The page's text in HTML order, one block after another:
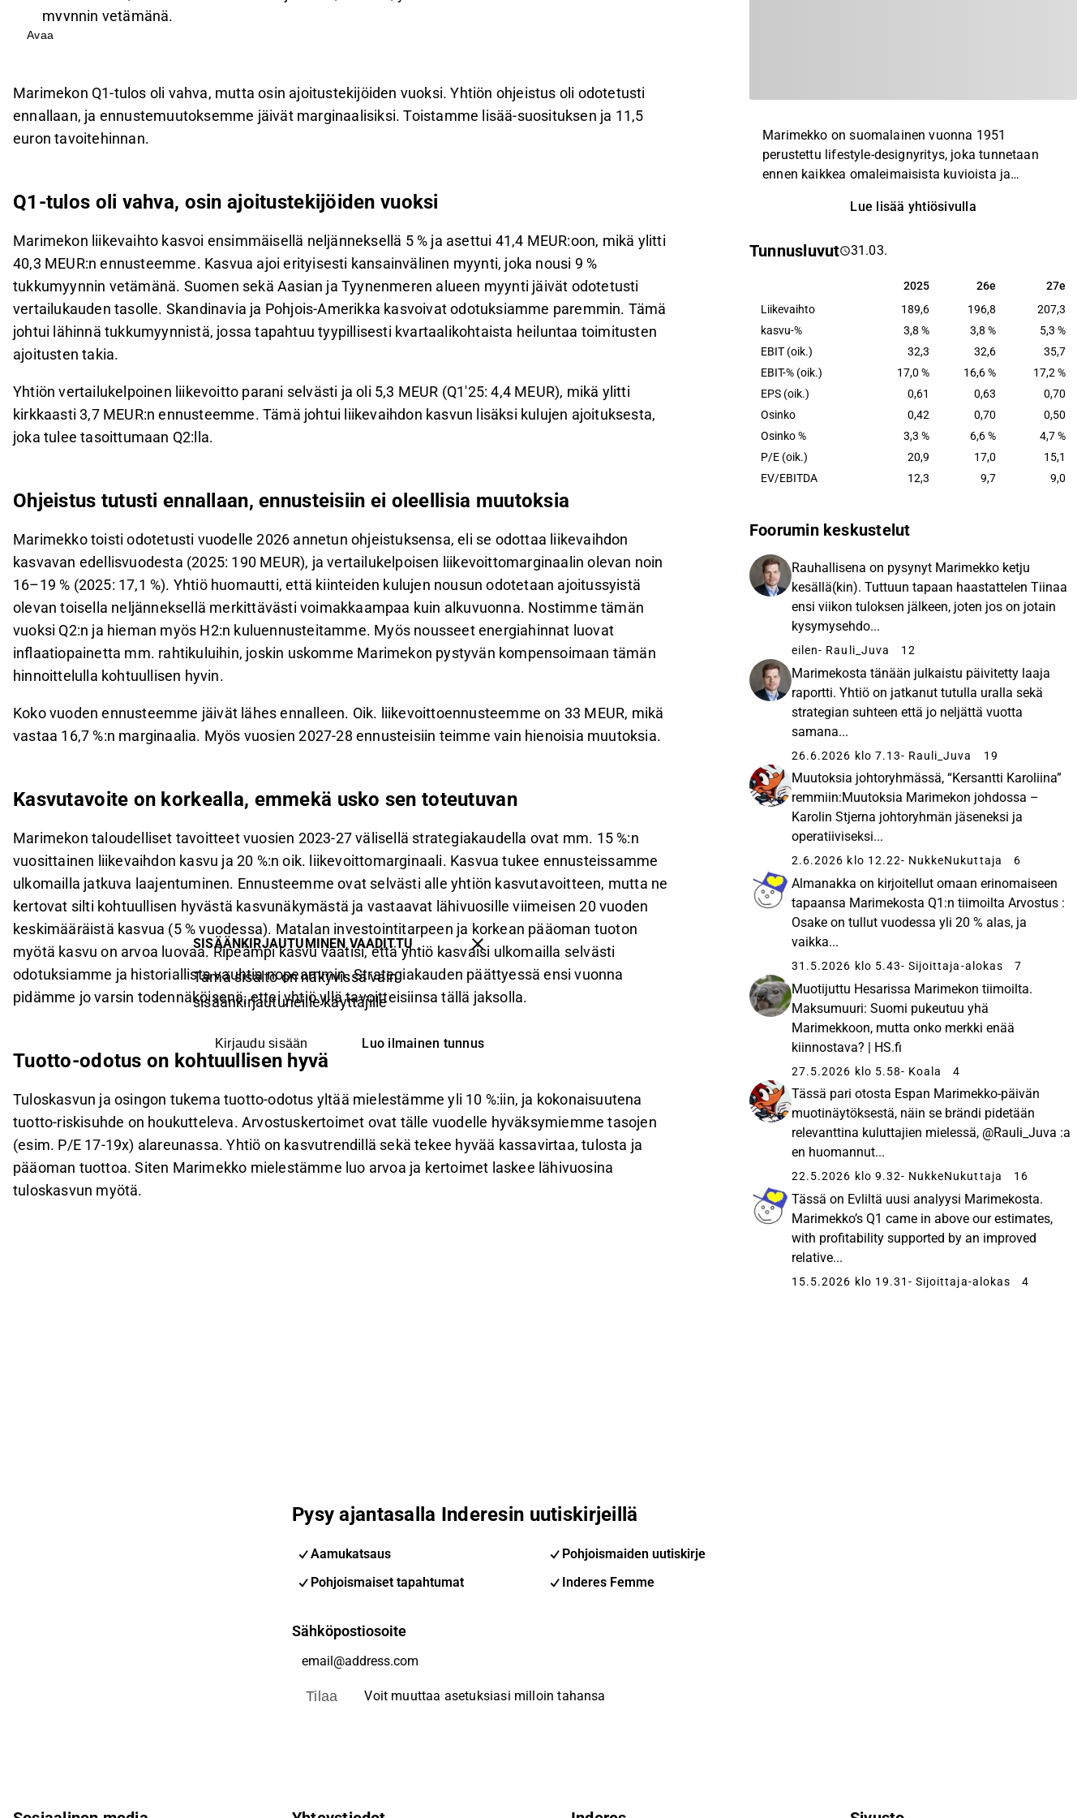
myynnin vetämänä.
Vertailukelpoinen liikevoitto parani 5,3 MEUR:oon, ylittäen ennusteet liikevaihdon kasvun ja
Yhtiö toisti vuoden 2026 ohjeistuksensa, mutta kiinteiden kulujen nousu odotetaan olevan
merkittävä Q2:lla.
Marimekon kasvutavoitteet strategiakaudelle 2023-27 ovat korkealla, mutta ennusteet jäävät
Tämä sisältö on tekoälyn tuottamaa. Anna siihen liittyvää palautetta Inderesin
Avaa
Marimekon Q1-tulos oli vahva, mutta osin ajoitustekijöiden vuoksi. Yhtiön ohjeistus oli odotetusti
ennallaan, ja ennustemuutoksemme jäivät marginaalisiksi. Toistamme lisää-suosituksen ja 11,5
euron tavoitehinnan.
Q1-tulos oli vahva, osin ajoitustekijöiden vuoksi
Marimekon liikevaihto kasvoi ensimmäisellä neljänneksellä 5 % ja asettui 41,4 MEUR:oon, mikä ylitti
40,3 MEUR:n ennusteemme. Kasvua ajoi erityisesti kansainvälinen myynti, joka nousi 9 %
tukkumyynnin vetämänä. Suomen sekä Aasian ja Tyynenmeren alueen myynti jäivät odotetusti
vertailukauden tasolle. Skandinavia ja Pohjois-Amerikka kasvoivat odotuksiamme paremmin. Tämä
johtui lähinnä tukkumyynnistä, jossa tapahtuu tyypillisesti kvartaalikohtaista heiluntaa toimitusten
ajoitusten takia.
Yhtiön vertailukelpoinen liikevoitto parani selvästi ja oli 5,3 MEUR (Q1'25: 4,4 MEUR), mikä ylitti
kirkkaasti 3,7 MEUR:n ennusteemme. Tämä johtui liikevaihdon kasvun lisäksi kulujen ajoituksesta,
joka tulee tasoittumaan Q2:lla.
Ohjeistus tutusti ennallaan, ennusteisiin ei oleellisia muutoksia
Marimekko toisti odotetusti vuodelle 2026 annetun ohjeistuksensa, eli se odottaa liikevaihdon
kasvavan edellisvuodesta (2025: 190 MEUR), ja vertailukelpoisen liikevoittomarginaalin olevan noin
16–19 % (2025: 17,1 %). Yhtiö huomautti, että kiinteiden kulujen nousun odotetaan ajoitussyistä
olevan toisella neljänneksellä merkittävästi voimakkaampaa kuin alkuvuonna. Nostimme tämän
vuoksi Q2:n ja hieman myös H2:n kuluennusteitamme. Myös nousseet energiahinnat luovat
inflaatiopainetta mm. rahtikuluihin, joskin uskomme Marimekon pystyvän kompensoimaan tämän
hinnoittelulla kohtuullisen hyvin.
Koko vuoden ennusteemme jäivät lähes ennalleen. Oik. liikevoittoennusteemme on 33 MEUR, mikä
vastaa 16,7 %:n marginaalia. Myös vuosien 2027-28 ennusteisiin teimme vain hienoisia muutoksia.
Kasvutavoite on korkealla, emmekä usko sen toteutuvan
Marimekon taloudelliset tavoitteet vuosien 2023-27 välisellä strategiakaudella ovat mm. 15 %:n
vuosittainen liikevaihdon kasvu ja 20 %:n oik. liikevoittomarginaali. Kasvua tukee ennusteissamme
ulkomailla jatkuva laajentuminen. Ennusteemme ovat selvästi alle yhtiön kasvutavoitteen, mutta ne
kertovat silti kohtuullisen hyvästä kasvunäkymästä ja vastaavat lähivuosille viimeisen 20 vuoden
keskimääräistä kasvua (5 % vuodessa). Matalan investointitarpeen ja korkean pääoman tuoton
myötä kasvu on arvoa luovaa. Ripeämpi kasvu vaatisi, että yhtiö kasvaisi ulkomailla selvästi
odotuksiamme ja historiallista vauhtia nopeammin. Strategiakauden päättyessä ensi vuonna
pidämme jo varsin todennäköisenä, ettei yhtiö yllä tavoitteisiinsa tällä jaksolla.
Tuotto-odotus on kohtuullisen hyvä
Tuloskasvun ja osingon tukema tuotto-odotus yltää mielestämme yli 10 %:iin, ja kokonaisuutena
tuotto-riskisuhde on houkutteleva. Arvostuskertoimet ovat tälle vuodelle hyväksymiemme tasojen
(esim. P/E 17-19x) alareunassa. Yhtiö on kasvutrendillä sekä tekee hyvää kassavirtaa, tulosta ja
pääoman tuottoa. Siten Marimekko mielestämme luo arvoa ja kertoimet laskee lähivuosina
tuloskasvun myötä.
SISÄÄNKIRJAUTUMINEN VAADITTU
Tämä sisältö on näkyvissä vain
sisäänkirjautuneille käyttäjille
Kirjaudu sisään Luo ilmainen tunnus
Marimekko on suomalainen vuonna 1951
perustettu lifestyle-designyritys, joka tunnetaan
ennen kaikkea omaleimaisista kuvioista ja
korkealuokkaisia vaatteita, laukkuja ja asusteita
Marimekko-brändi on vuosien saatossa
puhuttamaan laajempaa globaalia asiakaskuntaa.
Yhtiön päämarkkinoina toimii Pohjois-Eurooppa,
Aasian-Tyynenmeren alue ja Pohjois-Amerikka.
Lue lisää yhtiösivulla
Tunnusluvut 31.03.
2025 26e 27e
2025 26e
27e
Liikevaihto
189,6 196,8
207,3
kasvu-%
3,8 % 3,8 %
5,3 %
EBIT (oik.)
32,3 32,6
35,7
EBIT-% (oik.)
17,0 % 16,6 %
17,2 %
EPS (oik.)
0,61 0,63
0,70
Osinko
0,42 0,70
0,50
Osinko %
3,3 % 6,6 %
4,7 %
P/E (oik.)
20,9 17,0
15,1
EV/EBITDA
12,3 9,7 9,0
Foorumin keskustelut
Rauhallisena on pysynyt Marimekko ketju
kesällä(kin). Tuttuun tapaan haastattelen Tiinaa
ensi viikon tuloksen jälkeen, joten jos on jotain
kysymysehdo...
eilen- Rauli_Juva 12
Marimekosta tänään julkaistu päivitetty laaja
raportti. Yhtiö on jatkanut tutulla uralla sekä
strategian suhteen että jo neljättä vuotta
samana...
26.6.2026 klo 7.13- Rauli_Juva 19
Muutoksia johtoryhmässä, “Kersantti Karoliina”
remmiin:Muutoksia Marimekon johdossa –
Karolin Stjerna johtoryhmän jäseneksi ja
operatiiviseksi...
2.6.2026 klo 12.22- NukkeNukuttaja 6
Almanakka on kirjoitellut omaan erinomaiseen
tapaansa Marimekosta Q1:n tiimoilta Arvostus :
Osake on tullut vuodessa yli 20 % alas, ja
vaikka...
31.5.2026 klo 5.43- Sijoittaja-alokas 7
Muotijuttu Hesarissa Marimekon tiimoilta.
Maksumuuri: Suomi pukeutuu yhä
Marimekkoon, mutta onko merkki enää
kiinnostava? | HS.fi
27.5.2026 klo 5.58- Koala 4
Tässä pari otosta Espan Marimekko-päivän
muotinäytöksestä, näin se brändi pidetään
relevanttina kuluttajien mielessä, @Rauli_Juva :a
en huomannut...
22.5.2026 klo 9.32- NukkeNukuttaja 16
Tässä on Evliltä uusi analyysi Marimekosta.
Marimekko’s Q1 came in above our estimates,
with profitability supported by an improved
relative...
15.5.2026 klo 19.31 - Sijoittaja-alokas 4
Pysy ajantasalla Inderesin uutiskirjeillä
Aamukatsaus
Pohjoismaiden uutiskirje
Pohjoismaiset tapahtumat
Inderes Femme
Sähköpostiosoite
Tilaa Voit muuttaa asetuksiasi milloin tahansa